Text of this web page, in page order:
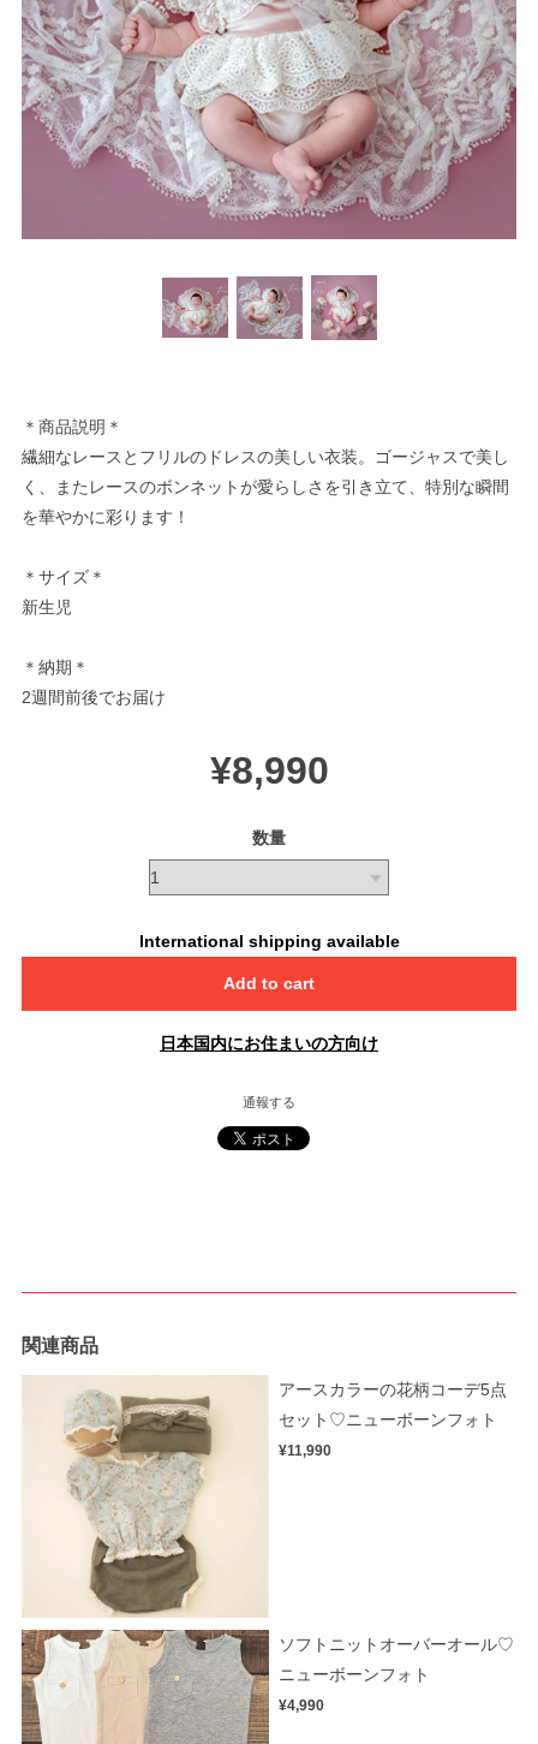
＊商品説明＊
繊細なレースとフリルのドレスの美しい衣装。ゴージャスで美し
く、またレースのボンネットが愛らしさを引き立て、特別な瞬間
を華やかに彩ります！
＊サイズ＊
新生児
＊納期＊
2週間前後でお届け
¥8,990
数量
International shipping available
Add to cart
日本国内にお住まいの方向け
通報する
関連商品
アースカラーの花柄コーデ5点
セット♡ニューボーンフォト
¥11,990
ソフトニットオーバーオール♡
ニューボーンフォト
¥4,990